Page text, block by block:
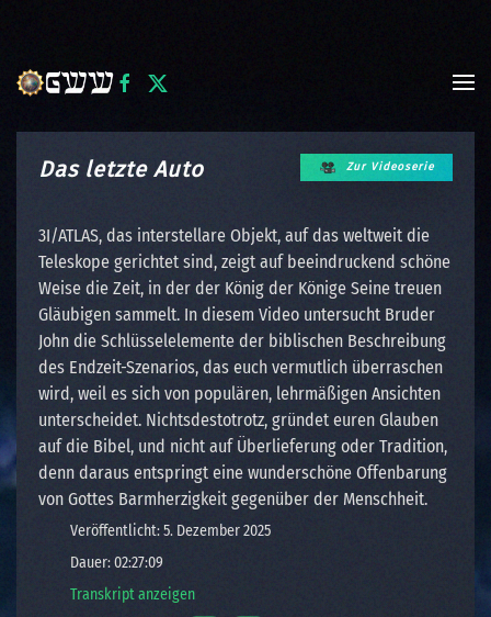
Das letzte Auto Zur Videoserie
3I/ATLAS, das interstellare Objekt, auf das weltweit die
Teleskope gerichtet sind, zeigt auf beeindruckend schöne
Weise die Zeit, in der der König der Könige Seine treuen
Gläubigen sammelt. In diesem Video untersucht Bruder
John die Schlüsselelemente der biblischen Beschreibung
des Endzeit-Szenarios, das euch vermutlich überraschen
wird, weil es sich von populären, lehrmäßigen Ansichten
unterscheidet. Nichtsdestotrotz, gründet euren Glauben
auf die Bibel, und nicht auf Überlieferung oder Tradition,
denn daraus entspringt eine wunderschöne Offenbarung
von Gottes Barmherzigkeit gegenüber der Menschheit.
Veröffentlicht: 5. Dezember 2025
Dauer: 02:27:09
Transkript anzeigen